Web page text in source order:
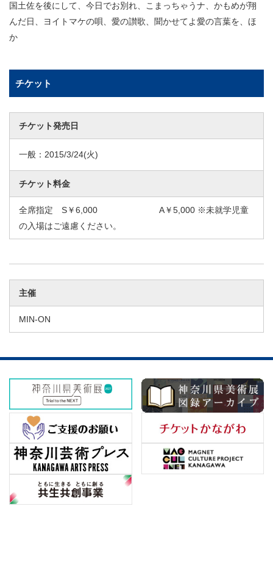
国土佐を後にして、今日でお別れ、こまっちゃうナ、かもめが翔
んだ日、ヨイトマケの唄、愛の讃歌、聞かせてよ愛の言葉を、ほ
か
チケット
チケット発売日
一般： 2015/3/24(火)
チケット料金
全席指定 S￥6,000 A￥5,000 ※未就学児童
の入場はご遠慮ください。
主催
MIN-ON